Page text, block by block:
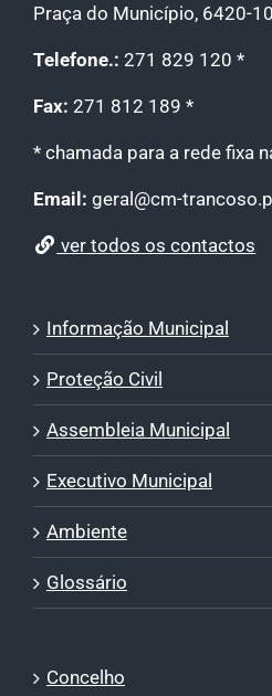
Praça do Município, 6420-
Telefone.: 271 829 120 *
Fax: 271 812 189 *
* chamada para a rede fixa
Email: geral@cm-
ver todos os contactos
Informação Municipal
Proteção Civil
Assembleia Municipal
Executivo Municipal
Ambiente
Glossário
Concelho